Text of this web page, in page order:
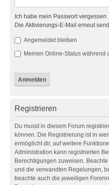
Ich habe mein Passwort vergessen
Die Aktivierungs-E-Mail erneut
Angemeldet bleiben
Meinen Online-Status während
Registrieren
Du musst in diesem Forum
können. Die Registrierung ist in
ermöglicht dir, auf weitere
Administration kann registrierten
Berechtigungen zuweisen.
und die verwandten Regelungen,
beachte auch die jeweiligen